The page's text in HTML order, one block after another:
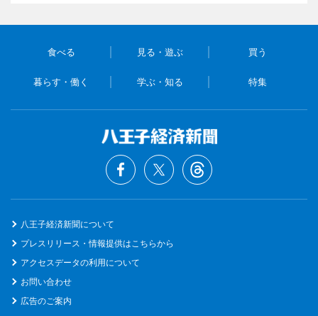
食べる 見る・遊ぶ 買う
暮らす・働く 学ぶ・知る 特集
八王子経済新聞について
プレスリリース・情報提供はこちらから
アクセスデータの利用について
お問い合わせ
広告のご案内